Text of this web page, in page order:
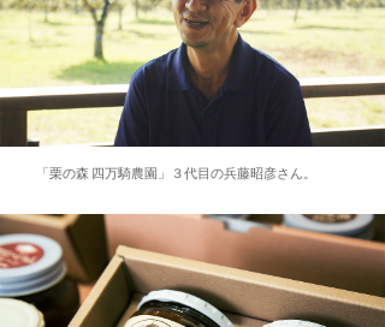
「栗の森 四万騎農園」３代目の兵藤昭彦さん。